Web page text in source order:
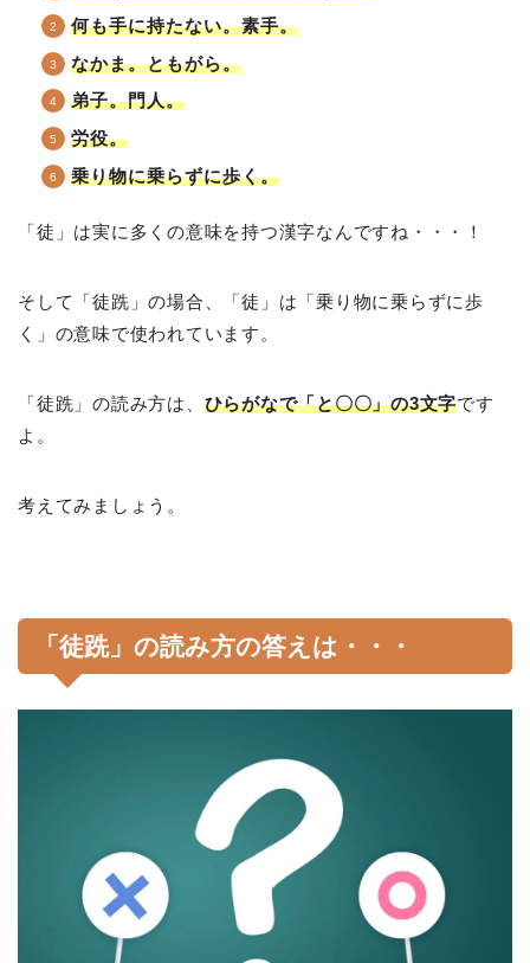
何も手に持たない。素手。
なかま。ともがら。
弟子。門人。
労役。
乗り物に乗らずに歩く。
「徒」は実に多くの意味を持つ漢字なんですね・・・！
そして「徒跣」の場合、「徒」は「乗り物に乗らずに歩
く」の意味で使われています。
「徒跣」の読み方は、 ひらがなで「と〇〇」の3文字です
よ。
考えてみましょう。
「徒跣」の読み方の答えは・・・